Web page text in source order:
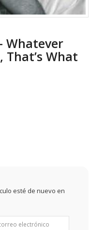
Whatever
That’s What
esté de nuevo en